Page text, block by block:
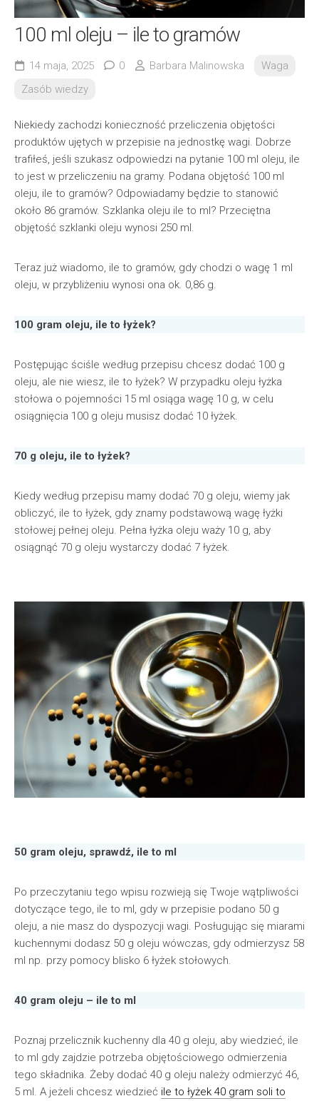
100 ml oleju – ile to gramów
14 maja, 2025 0 Barbara Malinowska
Waga
Zasób wiedzy
Niekiedy zachodzi konieczność przeliczenia objętości
produktów ujętych w przepisie na jednostkę wagi. Dobrze
trafiłeś, jeśli szukasz odpowiedzi na pytanie 100 ml oleju, ile
to jest w przeliczeniu na gramy. Podana objętość 100 ml
oleju, ile to gramów? Odpowiadamy będzie to stanowić
około 86 gramów. Szklanka oleju ile to ml? Przeciętna
objętość szklanki oleju wynosi 250 ml.
Teraz już wiadomo, ile to gramów, gdy chodzi o wagę 1 ml
oleju, w przybliżeniu wynosi ona ok. 0,86 g.
100 gram oleju, ile to łyżek?
Postępując ściśle według przepisu chcesz dodać 100 g
oleju, ale nie wiesz, ile to łyżek? W przypadku oleju łyżka
stołowa o pojemności 15 ml osiąga wagę 10 g, w celu
osiągnięcia 100 g oleju musisz dodać 10 łyżek.
70 g oleju, ile to łyżek?
Kiedy według przepisu mamy dodać 70 g oleju, wiemy jak
obliczyć, ile to łyżek, gdy znamy podstawową wagę łyżki
stołowej pełnej oleju. Pełna łyżka oleju waży 10 g, aby
osiągnąć 70 g oleju wystarczy dodać 7 łyżek.
50 gram oleju, sprawdź, ile to ml
Po przeczytaniu tego wpisu rozwieją się Twoje wątpliwości
dotyczące tego, ile to ml, gdy w przepisie podano 50 g
oleju, a nie masz do dyspozycji wagi. Posługując się miarami
kuchennymi dodasz 50 g oleju wówczas, gdy odmierzysz 58
ml np. przy pomocy blisko 6 łyżek stołowych.
40 gram oleju – ile to ml
Poznaj przelicznik kuchenny dla 40 g oleju, aby wiedzieć, ile
to ml gdy zajdzie potrzeba objętościowego odmierzenia
tego składnika. Żeby dodać 40 g oleju należy odmierzyć 46,
5 ml. A jeżeli chcesz wiedzieć ile to łyżek 40 gram soli to